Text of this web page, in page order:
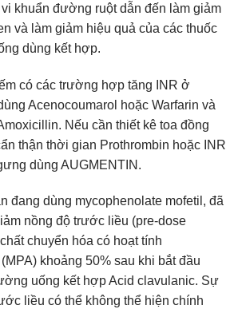
khuẩn đường ruột dẫn đến làm giảm
và làm giảm hiệu quả của các thuốc
dùng kết hợp.
có các trường hợp tăng INR ở
Acenocoumarol hoặc Warfarin và
Nếu cần thiết kê toa đồng
thận thời gian Prothrombin hoặc INR
dùng AUGMENTIN.
đang dùng mycophenolate mofetil, đã
nồng độ trước liều (pre-dose
chuyển hóa có hoạt tính
khoảng 50% sau khi bắt đầu
uống kết hợp Acid clavulanic. Sự
liều có thể không thể hiện chính